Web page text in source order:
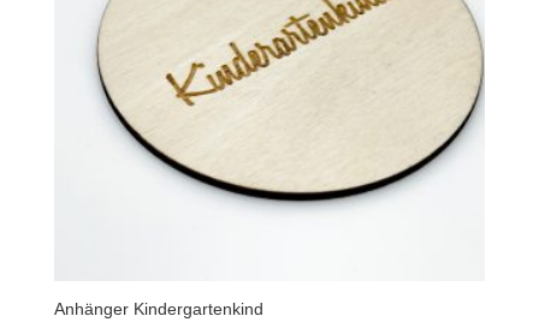
Anhänger Kindergartenkind